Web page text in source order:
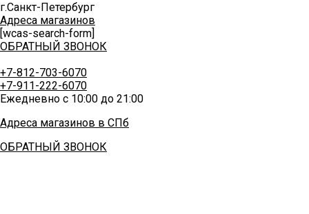
г.Санкт-Петербург
Адреса магазинов
[wcas-search-form]
ОБРАТНЫЙ ЗВОНОК
+7-812-703-6070
+7-911-222-6070
Ежедневно с 10:00 до 21:00
Адреса магазинов в СПб
ОБРАТНЫЙ ЗВОНОК